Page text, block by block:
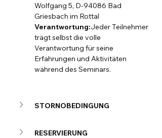
Wolfgang 5, D-94086 Bad
Griesbach im Rottal
Verantwortung:Jeder Teilnehmer
trägt selbst die volle
Verantwortung für seine
Erfahrungen und Aktivitäten
während des Seminars.
STORNOBEDINGUNG
RESERVIERUNG